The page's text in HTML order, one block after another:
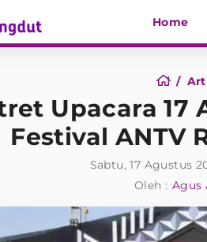
Home
Upacara 17
Festival ANTV
Sabtu, 17 Agustus
Oleh : Agus